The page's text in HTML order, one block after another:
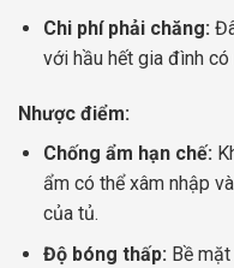
Chi phí phải chăng:
với hầu hết gia đình có
Nhược điểm:
Chống ẩm hạn chế:
ẩm có thể xâm nhập
của tủ.
Độ bóng thấp: Bề